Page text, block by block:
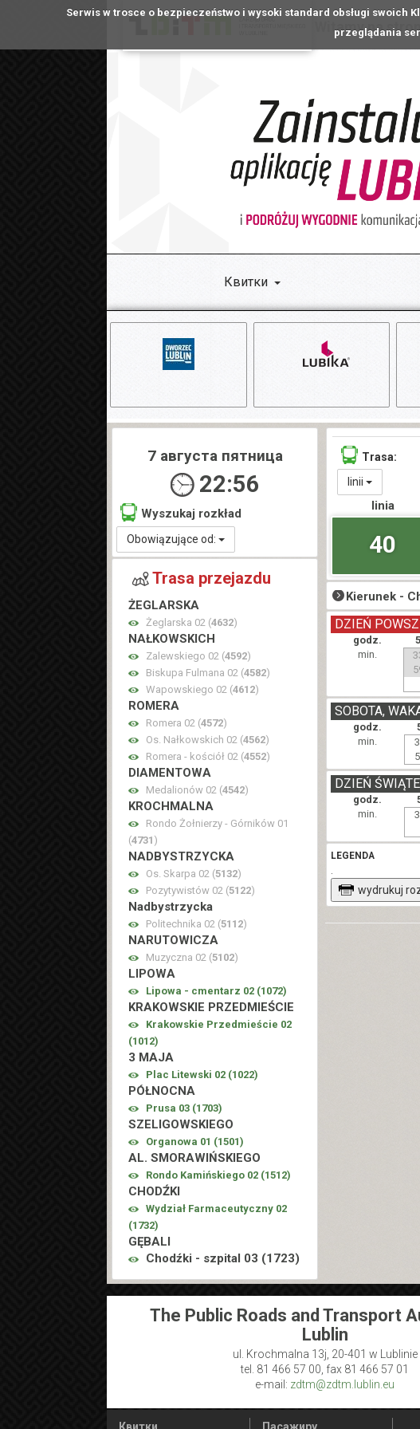
Serwis w trosce o bezpieczeństwo i wysoki standard obsługi
przeglądania
Witamy na
Квитки
Trasa:
linii
linia
40
Kierunek -
godz. 5
DZIEŃ
min.
godz.
SOBOTA,
min.
godz.
DZIEŃ
min.
LEGENDA
.
wydrukuj
7 августа пятница
22:56
Wyszukaj rozkład
Obowiązujące od:
Trasa przejazdu
ŻEGLARSKA
Żeglarska 02 (4632)
NAŁKOWSKICH
Zalewskiego 02 (4592)
Biskupa Fulmana 02 (4582)
Wapowskiego 02 (4612)
ROMERA
Romera 02 (4572)
Os. Nałkowskich 02 (4562)
Romera - kościół 02 (4552)
DIAMENTOWA
Medalionów 02 (4542)
KROCHMALNA
Rondo Żołnierzy - Górników 01
(4731 )
NADBYSTRZYCKA
Os. Skarpa 02 (5132)
Pozytywistów 02 (5122)
Nadbystrzycka
Politechnika 02 (5112)
NARUTOWICZA
Muzyczna 02 (5102)
LIPOWA
Lipowa - cmentarz 02 (1072)
KRAKOWSKIE PRZEDMIEŚCIE
Krakowskie Przedmieście 02
(1012)
3 MAJA
Plac Litewski 02 (1022)
PÓŁNOCNA
Prusa 03 (1703)
SZELIGOWSKIEGO
Organowa 01 (1501)
AL. SMORAWIŃSKIEGO
Rondo Kamińskiego 02 (1512)
CHODŹKI
Wydział Farmaceutyczny 02
(1732)
GĘBALI
Chodźki - szpital 03 (1723)
The Public Roads and Transport
Lublin
ul. Krochmalna 13j, 20-401 w Lublinie
tel. 81 466 57 00, fax 81 466 57 01
e-mail: zdtm@zdtm.lublin.eu